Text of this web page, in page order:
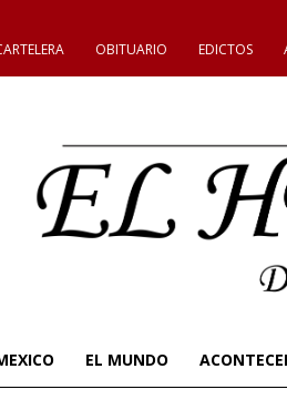
OBITUARIO EDICTOS
EL MUNDO